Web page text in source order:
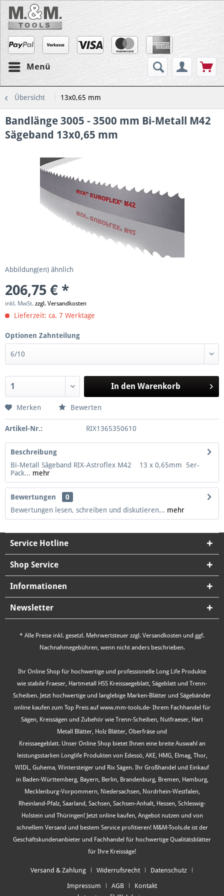
Menü
Übersicht 13x0,65 mm
Bandlänge 3005 - 3500 mm Bi-Metall M42
Sägeband 13x0,65 mm
Abbildung(en) ähnlich
206,75 € *
inkl. MwSt. zzgl. Versandkosten
Lieferzeit: ca. 7 Werktage
Optionen Zahnteilung
In den Warenkorb
Merken Bewerten
Artikel-Nr.: RIX1365350610
Beschreibung
Bi-Metall Sägeband RIX-Astroflex M42 13 x 0,65mm 5er-
Pack... mehr
Bewertungen
0
Bewertungen lesen, schreiben und diskutieren... mehr
Service Hotline
Shop Service
Informationen
Newsletter
* Alle Preise inkl. gesetzl. Mehrwertsteuer zzgl. Versandkosten und ggf.
Nachnahmegebühren, wenn nicht anders beschrieben.
Ihr Online Shop für hochwertige und professionelle Long Life Produkte
wie stabile Fraeser, Hartmetall HSS Kreissaegeblatt, Sägeblatt und Trenn-
Scheiben. Jetzt hochwertige und langlebige Marken-Blätter und Sägebänder
online kaufen zum Top Preis auf www.mm-tools.de- Ihrem Fachhandel für
Sägen, Kreissägen und Zubehör wie Trenn-Scheiben, Nutfraeser, Hart
Metall Blätter, Holz Blätter, Oberfräse und
Kreissaegeblatt. Unser Online Shop bietet Ihnen eine breite Auswahl an
leistungsstarken Longlife Produkten von Edessö, AKE, HMG, Elmag, Thor,
WIDL, Guhema, Wintersteiger und Rix Sägen. Ihr Großhandel und Einkauf
in Baden-Württemberg, Bayern, Berlin, Brandenburg, Bremen, Hamburg,
Mecklenburg-Vorpommern, Niedersachsen, Nordrhein-Westfalen,
Rheinland-Pfalz, Saarland, Sachsen, Sachsen-Anhalt, Hessen, Schleswig-
Holstein und Thüringen! Jetzt online kaufen, Angebot nutzen und von
schnellem Versand und bestem Service profitieren! M&M-Tools.de ist der
Geschäftskundenanbieter und Fachhandel für hochwertige Qualitätsblätter
für Ihre Kreissäge!
Versand & Zahlung Widerrufsrecht Datenschutz
Impressum AGB Kontakt